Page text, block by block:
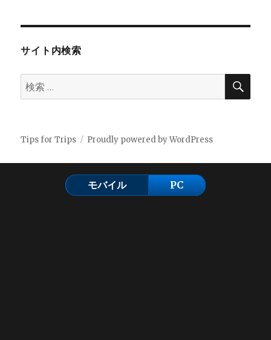
サイト内検索
検
索:
検
Tips for Trips Proudly powered by WordPress
モバイル PC